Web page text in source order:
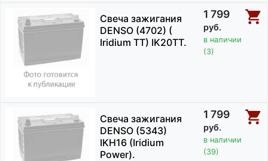
Свеча зажигания
DENSO (4702) (
Iridium TT) IK20TT.
1 799
руб.
в наличии
(3)
Свеча зажигания
DENSO (5343)
IKH16 (Iridium
Power).
1 799
руб.
в наличии
(39)